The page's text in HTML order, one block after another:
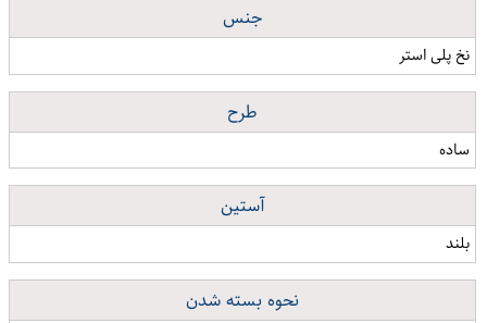
جنس
نخ پلی استر
طرح
ساده
آستین
بلند
نحوه بسته شدن